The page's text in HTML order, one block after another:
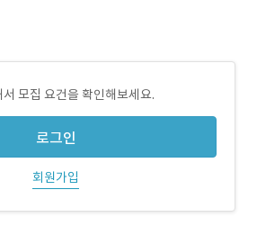
모집 요건을 확인해보세요.
로그인
회원가입